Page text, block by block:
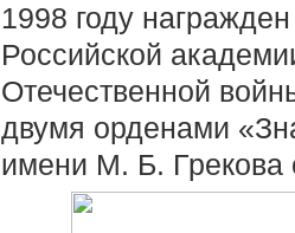
1998 году
Российской
Отечественной
двумя орденами
имени М. Б. Грекова